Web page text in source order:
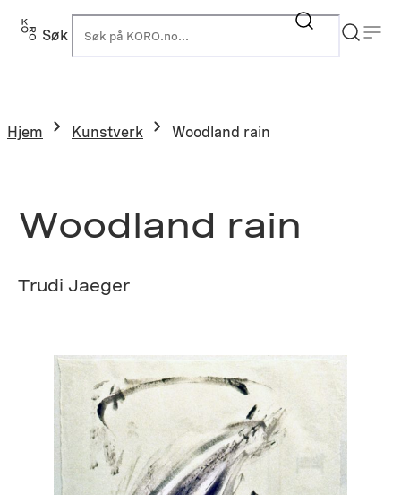
Hopp
Søk
Hjem Kunstverk Woodland rain
Woodland rain
Trudi Jaeger